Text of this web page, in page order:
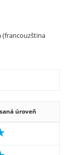
(francouzština
úroveň